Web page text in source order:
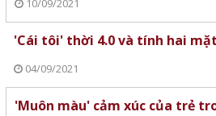
10/09/2021
'Cái tôi' thời 4.0 và tính hai
04/09/2021
'Muôn màu' cảm xúc của trẻ